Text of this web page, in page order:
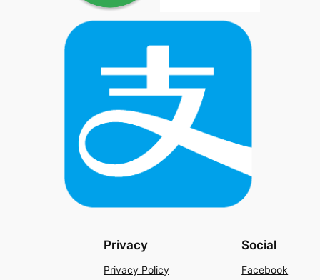
Privacy
Privacy Policy
Social
Facebook